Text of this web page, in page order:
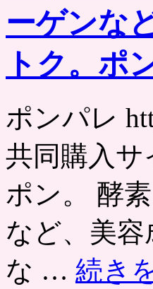
エ
が
お
ク。
ポ
パ
レ
は
ーゲンな
トク。ポ
ポンパレ
共同購入
ポン。 酵
など、美
な … 続き